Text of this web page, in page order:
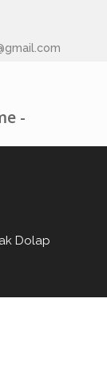
Dolap